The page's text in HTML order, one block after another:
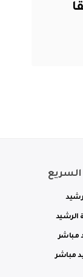
الرشيد
مباشر
مباشر